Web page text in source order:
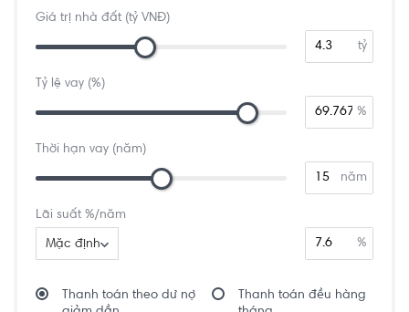
Giá trị nhà đất (tỷ VNĐ)
tỷ
Tỷ lệ vay (%)
%
Thời hạn vay (năm)
năm
Lãi suất %/năm
Mặc định %
Thanh toán theo dư nợ
Thanh toán đều hàng